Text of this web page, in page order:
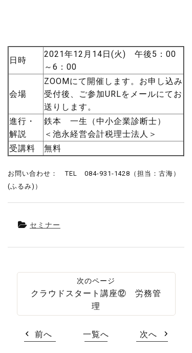
日時
2021年12月14日(火) 午後5：00
～6：00
会場
ZOOMにて開催します。お申し込み
受付後、ご参加URLをメールにてお
送りします。
進行・
解説
鉄本 一生（中小企業診断士）
＜池永経営会計税理士法人＞
受講料
無料
お問い合わせ： TEL 084-931-1428（担当：古海）
(ふるみ)）
セミナー
クラウドスタート講座⑫ 労務管
理
前へ 一覧へ 次へ